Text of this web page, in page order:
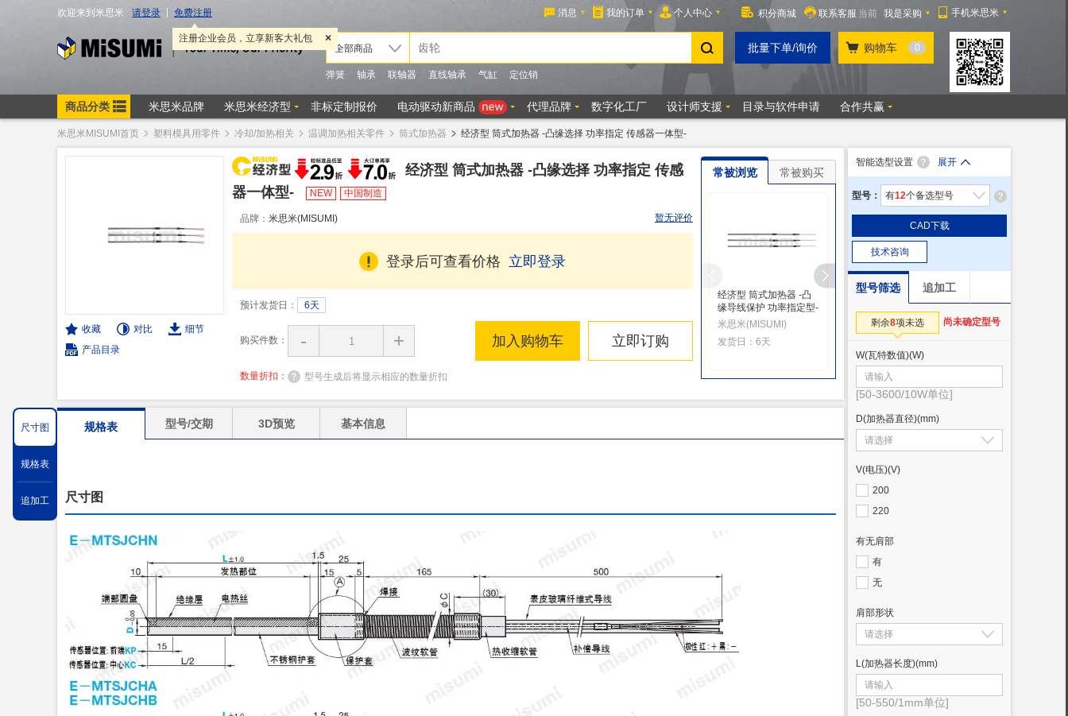
米思米MISUMI首页 塑料模具用零件 冷却/加热相关 温调加热相关零件 筒式加热器 经济型 筒式加热器 -凸缘选择 功率指定 传感器一体型-
收藏 对比
细节
产品目录
经济型 筒式加热器 -凸缘选择 功率指定 传感
器一体型-
NEW 中国制造
品牌： 米思米(MISUMI) 暂无评价
登录后可查看价格 立即登录
预计发货日： 6天
购买件数： - +
数量折扣： 型号生成后将显示相应的数量折扣
加入购物车 立即订购
常被浏览 常被购买
经济型 筒式加热器 -凸
缘导线保护 功率指定型-
米思米(MISUMI)
发货日：6天
筒式加热器 -JIS型 无凸
米思米(MISUMI)
发货日：8天
米思米(MISUMI)
规格表 型号/交期 3D预览 基本信息
尺寸图
尺寸图
规格表
追加工
智能选型设置 展开
型号： 有12个备选型号
CAD下载
技术咨询
型号筛选 追加工
剩余8项未选 尚未确定型号
W(瓦特数值)(W)
[50-3600/10W单位]
D(加热器直径)(mm)
V(电压)(V)
200
220
有无肩部
有
无
肩部形状
L(加热器长度)(mm)
[50-550/1mm单位]